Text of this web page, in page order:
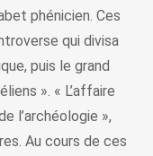
phénicien. Ces
qui divisa
puis le grand
». « L’affaire
l’archéologie »,
Au cours de ces